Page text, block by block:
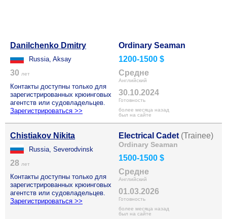
Danilchenko Dmitry
Russia, Aksay
30 лет
Контакты доступны только для
зарегистрированных крюинговых
агентств или судовладельцев.
Зарегистрироваться >>
Ordinary Seaman
1200-1500 $
Средне
Английский
30.10.2024
Готовность
более месяца назад
был на сайте
Chistiakov Nikita
Russia, Severodvinsk
28 лет
Контакты доступны только для
зарегистрированных крюинговых
агентств или судовладельцев.
Зарегистрироваться >>
Electrical Cadet (Trainee)
Ordinary Seaman
1500-1500 $
Средне
Английский
01.03.2026
Готовность
более месяца назад
был на сайте